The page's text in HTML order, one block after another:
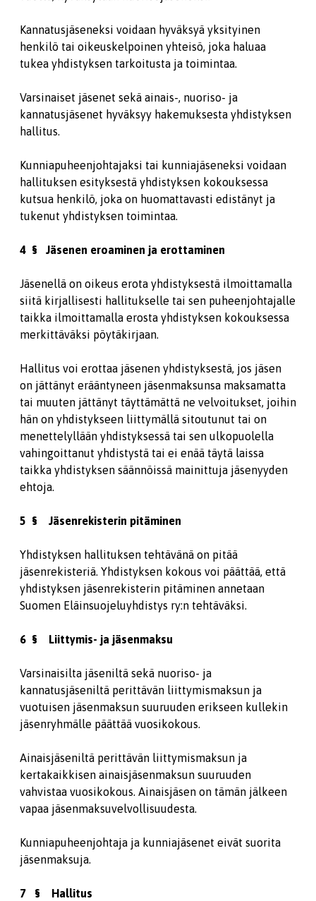
Kannatusjäseneksi voidaan hyväksyä yksityinen
henkilö tai oikeuskelpoinen yhteisö, joka haluaa
tukea yhdistyksen tarkoitusta ja toimintaa.
Varsinaiset jäsenet sekä ainais-, nuoriso- ja
kannatusjäsenet hyväksyy hakemuksesta yhdistyksen
hallitus.
Kunniapuheenjohtajaksi tai kunniajäseneksi voidaan
hallituksen esityksestä yhdistyksen kokouksessa
kutsua henkilö, joka on huomattavasti edistänyt ja
tukenut yhdistyksen toimintaa.
4 § Jäsenen eroaminen ja erottaminen
Jäsenellä on oikeus erota yhdistyksestä ilmoittamalla
siitä kirjallisesti hallitukselle tai sen puheenjohtajalle
taikka ilmoittamalla erosta yhdistyksen kokouksessa
merkittäväksi pöytäkirjaan.
Hallitus voi erottaa jäsenen yhdistyksestä, jos jäsen
on jättänyt erääntyneen jäsenmaksunsa maksamatta
tai muuten jättänyt täyttämättä ne velvoitukset, joihin
hän on yhdistykseen liittymällä sitoutunut tai on
menettelyllään yhdistyksessä tai sen ulkopuolella
vahingoittanut yhdistystä tai ei enää täytä laissa
taikka yhdistyksen säännöissä mainittuja jäsenyyden
ehtoja.
5 § Jäsenrekisterin pitäminen
Yhdistyksen hallituksen tehtävänä on pitää
jäsenrekisteriä. Yhdistyksen kokous voi päättää, että
yhdistyksen jäsenrekisterin pitäminen annetaan
Suomen Eläinsuojeluyhdistys ry:n tehtäväksi.
6 § Liittymis- ja jäsenmaksu
Varsinaisilta jäseniltä sekä nuoriso- ja
kannatusjäseniltä perittävän liittymismaksun ja
vuotuisen jäsenmaksun suuruuden erikseen kullekin
jäsenryhmälle päättää vuosikokous.
Ainaisjäseniltä perittävän liittymismaksun ja
kertakaikkisen ainaisjäsenmaksun suuruuden
vahvistaa vuosikokous. Ainaisjäsen on tämän jälkeen
vapaa jäsenmaksuvelvollisuudesta.
Kunniapuheenjohtaja ja kunniajäsenet eivät suorita
jäsenmaksuja.
7 § Hallitus